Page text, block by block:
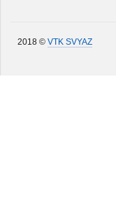
2018 © VTK SVYAZ